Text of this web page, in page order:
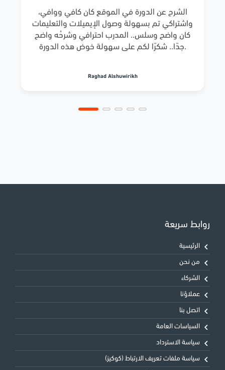
الشرح عن الدورة في الموقع كان كافي ووافي،
واشتراكي تم بسهولة وصول الإيميلات والتعليمات
كان واضح وسلس.. المدرب احترافي وشرحُه واضح
جدًا.. شكرًا لكم على سهولة خوض هذه الدورة.
Raghad Alshuwirikh
روابط سريعة
الرئيسية
من نحن
الشركاء
عملاؤنا
اتصل بنا
السياسات العامة
سياسة الاسترداد
سياسة ملفات تعريف الارتباط (كوكيز)